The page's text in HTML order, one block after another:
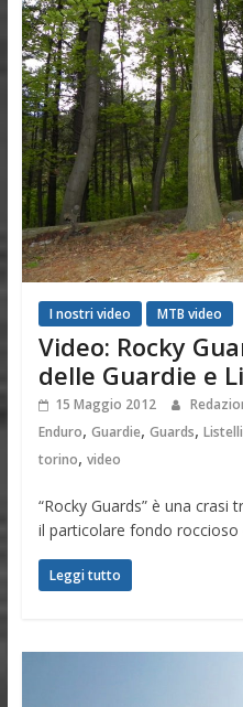
I nostri video MTB video
Video: Rocky
delle Guardie e
15 Maggio 2012
Enduro, Guardie, Guards, Listelli
torino, video
“Rocky Guards” è una crasi
il particolare fondo roccioso
Leggi tutto